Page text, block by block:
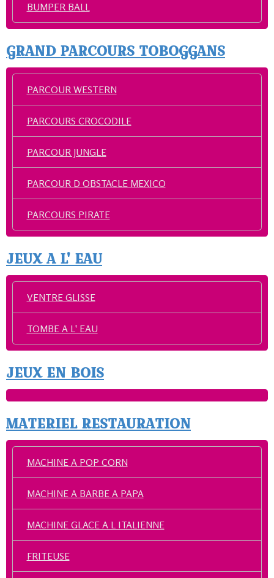
BUMPER BALL
GRAND PARCOURS TOBOGGANS
PARCOUR WESTERN
PARCOURS CROCODILE
PARCOUR JUNGLE
PARCOUR D OBSTACLE MEXICO
PARCOURS PIRATE
JEUX A L' EAU
VENTRE GLISSE
TOMBE A L' EAU
JEUX EN BOIS
MATERIEL RESTAURATION
MACHINE A POP CORN
MACHINE A BARBE A PAPA
MACHINE GLACE A L ITALIENNE
FRITEUSE